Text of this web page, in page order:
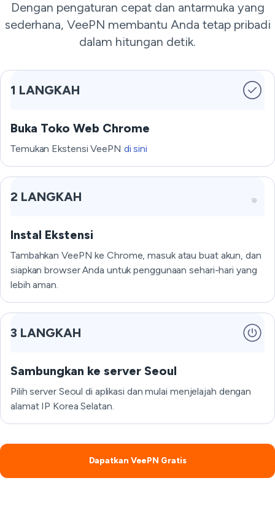
Dengan pengaturan cepat dan antarmuka yang
sederhana, VeePN membantu Anda tetap pribadi
dalam hitungan detik.
1 LANGKAH
Buka Toko Web Chrome
Temukan Ekstensi VeePN di sini
2 LANGKAH
Instal Ekstensi
Tambahkan VeePN ke Chrome, masuk atau buat akun, dan
siapkan browser Anda untuk penggunaan sehari-hari yang
lebih aman.
3 LANGKAH
Sambungkan ke server Seoul
Pilih server Seoul di aplikasi dan mulai menjelajah dengan
alamat IP Korea Selatan.
Dapatkan VeePN Gratis